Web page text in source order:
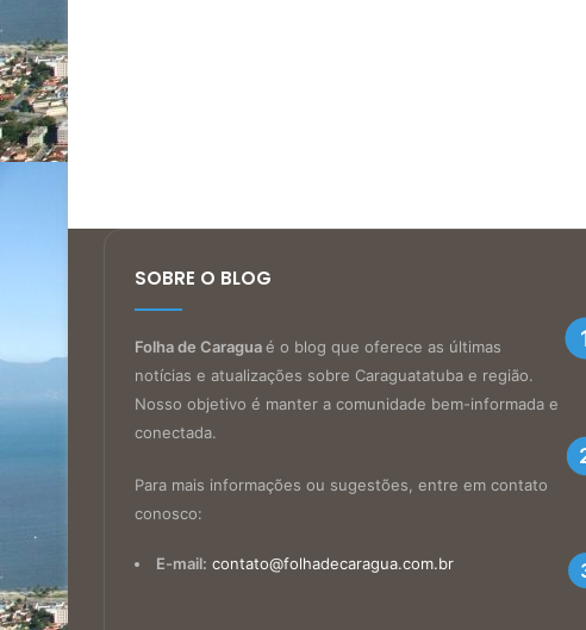
SOBRE O BLOG
Folha de Caraguaé o blog que oferece as últimas
notícias e atualizações sobre Caraguatatuba e região.
Nosso objetivo é manter a comunidade bem-informada e
conectada.
Para mais informações ou sugestões, entre em contato
conosco:
E-mail: contato@folhadecaragua.com.br